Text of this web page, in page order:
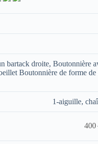
bartack droite, Boutonnière
Boutonnière de forme
1-aiguille,
400